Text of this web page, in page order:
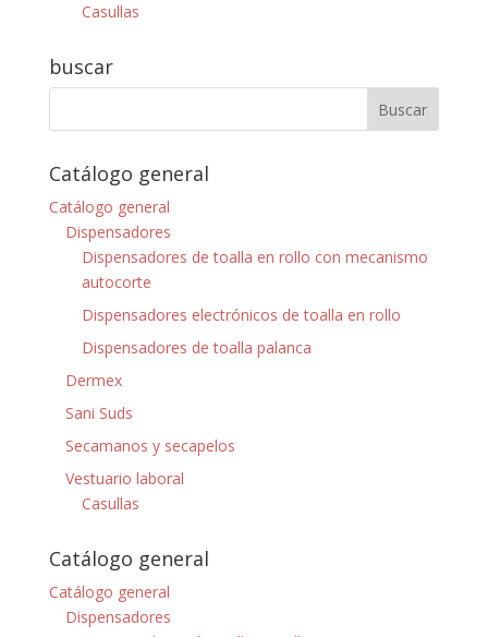
Casullas
buscar
Catálogo general
Catálogo general
Dispensadores
Dispensadores de toalla en rollo con mecanismo
autocorte
Dispensadores electrónicos de toalla en rollo
Dispensadores de toalla palanca
Dermex
Sani Suds
Secamanos y secapelos
Vestuario laboral
Casullas
Catálogo general
Catálogo general
Dispensadores